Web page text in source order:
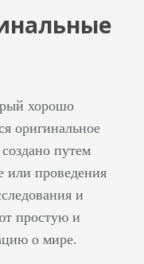
в
итоге
компании
зависит от
желаний
клиентов.
товар
хорошо
оригинальное
путем
или проведения
и
простую и
о мире.